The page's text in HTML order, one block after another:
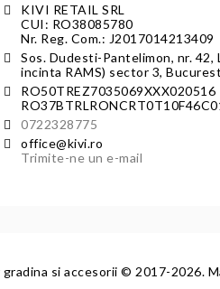
KIVI RETAIL SRL
CUI: RO38085780
Nr. Reg. Com.: J2017014213409
Sos. Dudesti-Pantelimon, nr. 42,
incinta RAMS) sector 3,
RO50TREZ7035069XXX020516
0722328775
office@kivi.ro
Trimite-ne un e-mail
si accesorii © 2017-2026.